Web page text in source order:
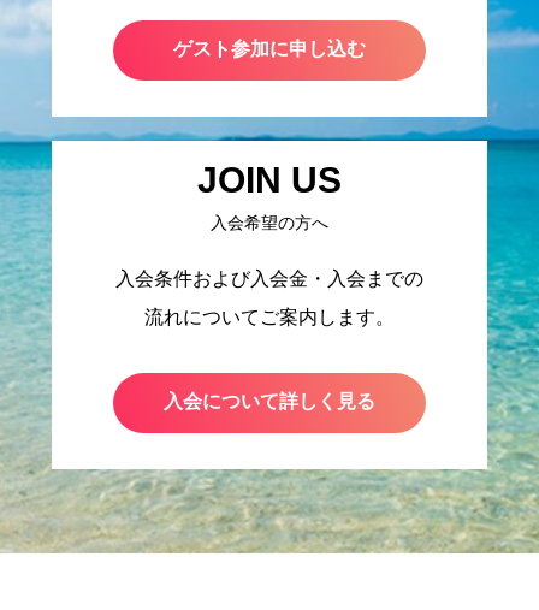
ゲスト参加に申し込む
JOIN US
入会希望の方へ
入会条件および入会金・入会までの
流れについてご案内します。
入会について詳しく見る